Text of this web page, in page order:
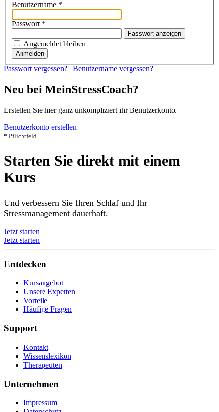
Benutzername *
Passwort*
Passwort anzeigen
Angemeldet bleiben
Anmelden
Passwort vergessen? | Benutzername vergessen?
Neu bei MeinStressCoach?
Erstellen Sie hier ganz unkompliziert ihr Benutzerkonto.
Benutzerkonto erstellen
* Pflichtfeld
Starten Sie direkt mit einem
Kurs
Und verbessern Sie Ihren Schlaf und Ihr
Stressmanagement dauerhaft.
Jetzt starten
Jetzt starten
Entdecken
Kursangebot
Unsere Experten
Vorteile
Häufige Fragen
Support
Kontakt
Wissenslexikon
Therapeuten
Unternehmen
Impressum